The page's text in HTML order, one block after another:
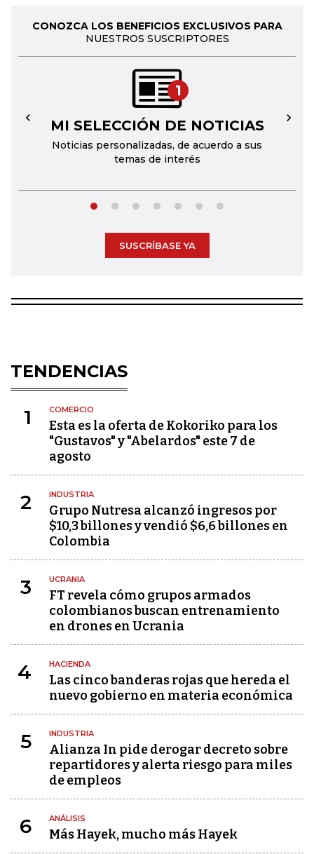
CONOZCA LOS BENEFICIOS EXCLUSIVOS PARA
NUESTROS SUSCRIPTORES
1
MI SELECCIÓN DE NOTICIAS
Noticias personalizadas, de acuerdo a sus
temas de interés
← →
SUSCRÍBASE YA
TENDENCIAS
1 COMERCIO
Esta es la oferta de Kokoriko para los
"Gustavos" y "Abelardos" este 7 de
agosto
2 INDUSTRIA
Grupo Nutresa alcanzó ingresos por
$10,3 billones y vendió $6,6 billones en
Colombia
3 UCRANIA
FT revela cómo grupos armados
colombianos buscan entrenamiento
en drones en Ucrania
4 HACIENDA
Las cinco banderas rojas que hereda el
nuevo gobierno en materia económica
5 INDUSTRIA
Alianza In pide derogar decreto sobre
repartidores y alerta riesgo para miles
de empleos
6 ANÁLISIS
Más Hayek, mucho más Hayek